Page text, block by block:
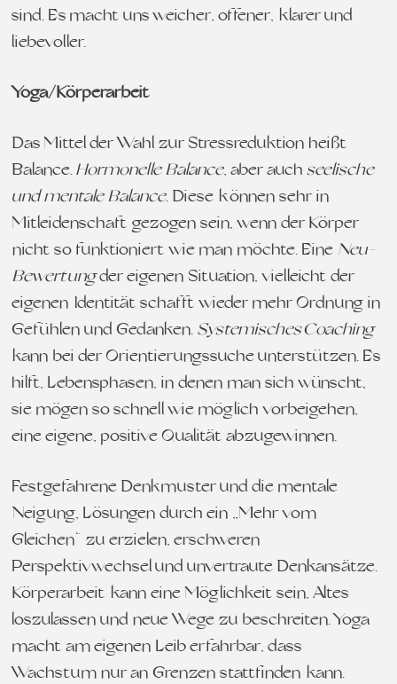
sind. Es macht uns weicher, offener, klarer und
liebevoller.
Yoga/Körperarbeit
Das Mittel der Wahl zur Stressreduktion heißt
Balance.Hormonelle Balance, aber auchseelische
und mentale Balance. Diese können sehr in
Mitleidenschaft gezogen sein, wenn der Körper
nicht so funktioniert wie man möchte. Eine Neu-
Bewertungder eigenen Situation, vielleicht der
eigenen Identität schafft wieder mehr Ordnung in
Gefühlen und Gedanken. Systemisches Coaching
kann bei der Orientierungssuche unterstützen. Es
hilft, Lebensphasen, in denen man sich wünscht,
sie mögen so schnell wie möglich vorbeigehen,
eine eigene, positive Qualität abzugewinnen.
Festgefahrene Denkmuster und die mentale
Neigung, Lösungen durch ein „Mehr vom
Gleichen“ zu erzielen, erschweren
Perspektivwechsel und unvertraute Denkansätze.
Körperarbeit kann eine Möglichkeit sein, Altes
loszulassen und neue Wege zu beschreiten. Yoga
macht am eigenen Leib erfahrbar, dass
Wachstum nur an Grenzen stattfinden kann.